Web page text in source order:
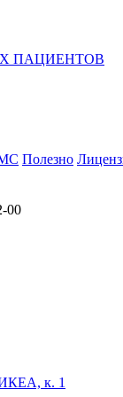
ПАЦИЕНТОВ
Полезно
00
к. 1